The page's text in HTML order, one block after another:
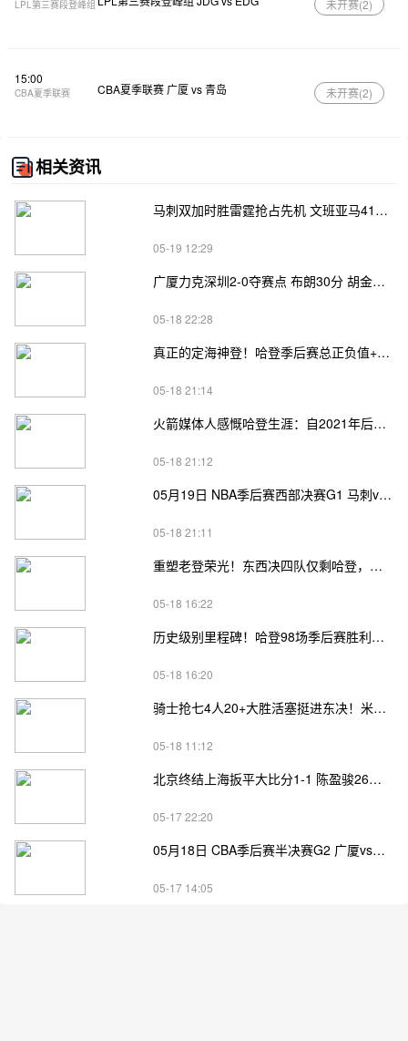
LPL第三赛段登峰组 未开赛(2)
15:00
CBA夏季联赛 CBA夏季联赛 广厦 vs 青岛 未开赛(2)
相关资讯
马刺双加时胜雷霆抢占先机 文班亚马41+24 哈珀24+11 亚历山大24+12
05-19 12:29
广厦力克深圳2-0夺赛点 布朗30分 胡金秋17+8 贺希宁18分
05-18 22:28
真正的定海神登！哈登季后赛总正负值+62、次轮+32，双数据领跑骑士全队
05-18 21:14
火箭媒体人感慨哈登生涯：自2021年后，终于体验躺赢晋级滋味
05-18 21:12
05月19日 NBA季后赛西部决赛G1 马刺vs雷霆直播前瞻分析
05-18 21:11
重塑老登荣光！东西决四队仅剩哈登，高龄坚守续写传奇
05-18 16:22
历史级别里程碑！哈登98场季后赛胜利，追平马龙并列无冠球员历史第一
05-18 16:20
骑士抢七4人20+大胜活塞挺进东决！米切尔26+7 阿伦23分 梅里尔23分 詹金斯17分
05-18 11:12
北京终结上海扳平大比分1-1 陈盈骏26分 杰曼22分 古德温32分
05-17 22:20
05月18日 CBA季后赛半决赛G2 广厦vs深圳直播前瞻分析
05-17 14:05